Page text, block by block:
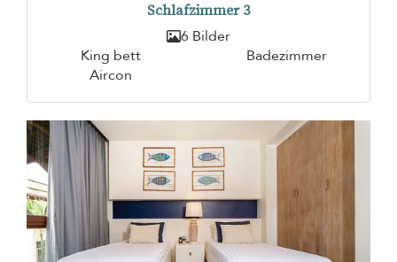
Schlafzimmer 3
6 Bilder
King bett
Badezimmer
Aircon